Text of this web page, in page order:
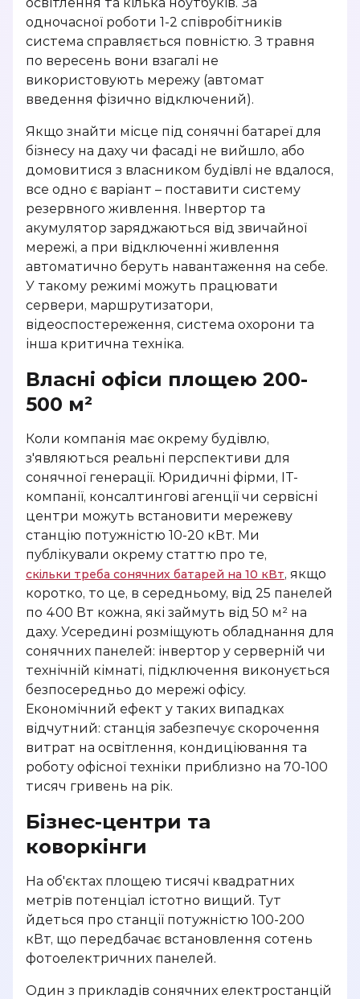
одночасної роботи 1-2 співробітників
система справляється повністю. З травня
по вересень вони взагалі не
використовують мережу (автомат
введення фізично відключений).
Якщо знайти місце під сонячні батареї для
бізнесу на даху чи фасаді не вийшло, або
домовитися з власником будівлі не вдалося,
все одно є варіант – поставити систему
резервного живлення. Інвертор та
акумулятор заряджаються від звичайної
мережі, а при відключенні живлення
автоматично беруть навантаження на себе.
У такому режимі можуть працювати
сервери, маршрутизатори,
відеоспостереження, система охорони та
інша критична техніка.
Власні офіси площею 200-
500 м²
Коли компанія має окрему будівлю,
з'являються реальні перспективи для
сонячної генерації. Юридичні фірми, IT-
компанії, консалтингові агенції чи сервісні
центри можуть встановити мережеву
станцію потужністю 10-20 кВт. Ми
публікували окрему статтю про те,
скільки треба сонячних батарей на 10 кВт, якщо
коротко, то це, в середньому, від 25 панелей
по 400 Вт кожна, які займуть від 50 м² на
даху. Усередині розміщують обладнання для
сонячних панелей: інвертор у серверній чи
технічній кімнаті, підключення виконується
безпосередньо до мережі офісу.
Економічний ефект у таких випадках
відчутний: станція забезпечує скорочення
витрат на освітлення, кондиціювання та
роботу офісної техніки приблизно на 70-100
тисяч гривень на рік.
Бізнес-центри та
коворкінги
На об'єктах площею тисячі квадратних
метрів потенціал істотно вищий. Тут
йдеться про станції потужністю 100-200
кВт, що передбачає встановлення сотень
фотоелектричних панелей.
Один з прикладів сонячних електростанцій